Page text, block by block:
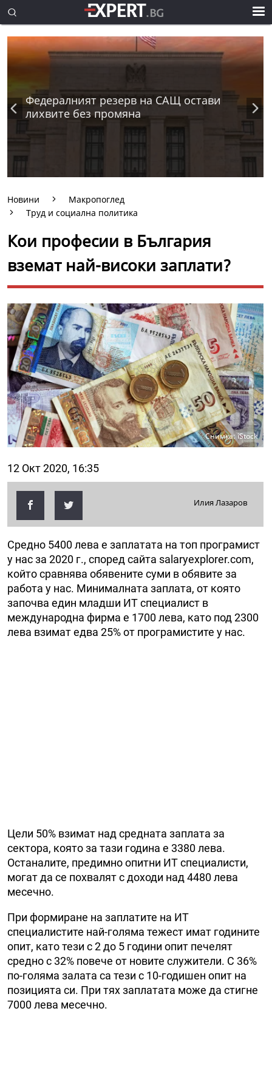
Федералният резерв на САЩ остави
лихвите без промяна
Новини
Макропоглед
Труд и социална политика
Кои професии в България
вземат най-високи заплати?
Снимка: iStock
12 Окт 2020, 16:35
Илия Лазаров
Средно 5400 лева е заплатата на топ програмист
у нас за 2020 г., според сайта salaryexplorer.com,
който сравнява обявените суми в обявите за
работа у нас. Минималната заплата, от която
започва един младши ИТ специалист в
международна фирма е 1700 лева, като под 2300
лева взимат едва 25% от програмистите у нас.
Цели 50% взимат над средната заплата за
сектора, която за тази година е 3380 лева.
Останалите, предимно опитни ИТ специалисти,
могат да се похвалят с доходи над 4480 лева
месечно.
При формиране на заплатите на ИТ
специалистите най-голяма тежест имат годините
опит, като тези с 2 до 5 години опит печелят
средно с 32% повече от новите служители. С 36%
по-голяма залата са тези с 10-годишен опит на
позицията си. При тях заплатата може да стигне
7000 лева месечно.